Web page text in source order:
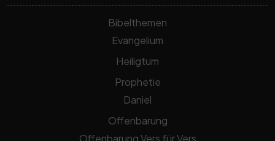
Bibelthemen
Evangelium
Heiligtum
Prophetie
Daniel
Offenbarung
Offenbarung Vers für Vers